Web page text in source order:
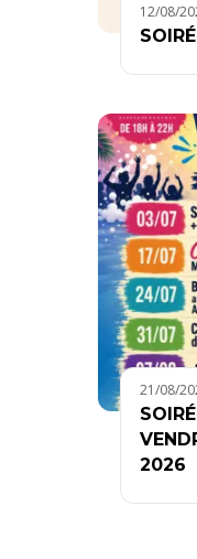
12/08/
21/08/
2026